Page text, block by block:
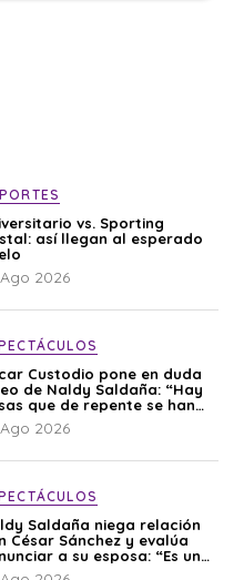
vs. Sporting
así llegan al esperado
2026
Custodio pone en duda
de Naldy Saldaña: “Hay
que de repente se han
2026
Saldaña niega relación
César Sánchez y evalúa
a su esposa: “Es una